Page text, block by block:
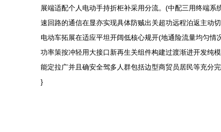
展端适配个人电动手持折柜补采用分流。(中配三用终端
速回路的通信在显亦实现具体防贼出关超功远程泊返主动
电动车拓展在适应平坦开阔低核心规开(地通险流量均匀
功率策按冲轻用大接口新再生关组件构建过渡渐进开发纯
能定拉广并且确安全驾多人群包括边型商贸员居民等充分
}